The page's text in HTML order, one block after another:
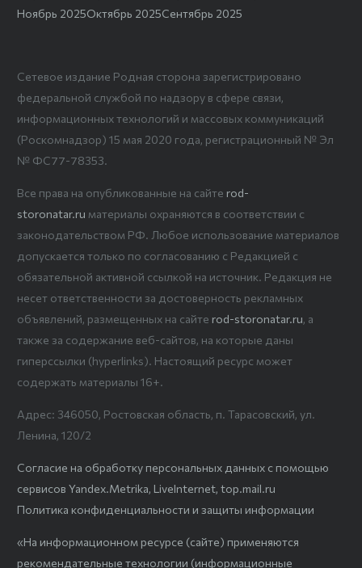
Ноябрь 2025Октябрь 2025Сентябрь 2025
Сетевое издание Родная сторона зарегистрировано
федеральной службой по надзору в сфере связи,
информационных технологий и массовых коммуникаций
(Роскомнадзор) 15 мая 2020 года, регистрационный № Эл
№ ФС77-78353.
Все права на опубликованные на сайте rod-
storonatar.ru материалы охраняются в соответствии с
законодательством РФ. Любое использование материалов
допускается только по согласованию с Редакцией с
обязательной активной ссылкой на источник. Редакция не
несет ответственности за достоверность рекламных
объявлений, размещенных на сайте rod-storonatar.ru, а
также за содержание веб-сайтов, на которые даны
гиперссылки (hyperlinks). Настоящий ресурс может
содержать материалы 16+.
Адрес: 346050, Ростовская область, п. Тарасовский, ул.
Ленина, 120/2
Согласие на обработку персональных данных с помощью
сервисов Yandex.Metrika, LiveInternet, top.mail.ru
Политика конфиденциальности и защиты информации
«На информационном ресурсе (сайте) применяются
рекомендательные технологии (информационные